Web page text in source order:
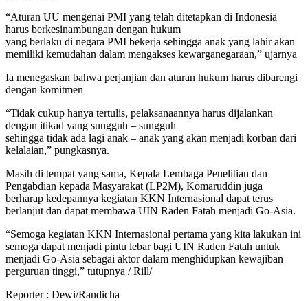
“Aturan UU mengenai PMI yang telah ditetapkan di Indonesia
harus berkesinambungan dengan hukum
yang berlaku di negara PMI bekerja sehingga anak yang lahir akan
memiliki kemudahan dalam mengakses kewarganegaraan,” ujarnya
Ia menegaskan bahwa perjanjian dan aturan hukum harus dibarengi
dengan komitmen
“Tidak cukup hanya tertulis, pelaksanaannya harus dijalankan
dengan itikad yang sungguh – sungguh
sehingga tidak ada lagi anak – anak yang akan menjadi korban dari
kelalaian,” pungkasnya.
Masih di tempat yang sama, Kepala Lembaga Penelitian dan
Pengabdian kepada Masyarakat (LP2M), Komaruddin juga
berharap kedepannya kegiatan KKN Internasional dapat terus
berlanjut dan dapat membawa UIN Raden Fatah menjadi Go-Asia.
“Semoga kegiatan KKN Internasional pertama yang kita lakukan ini
semoga dapat menjadi pintu lebar bagi UIN Raden Fatah untuk
menjadi Go-Asia sebagai aktor dalam menghidupkan kewajiban
perguruan tinggi,” tutupnya / Rill/
Reporter : Dewi/Randicha